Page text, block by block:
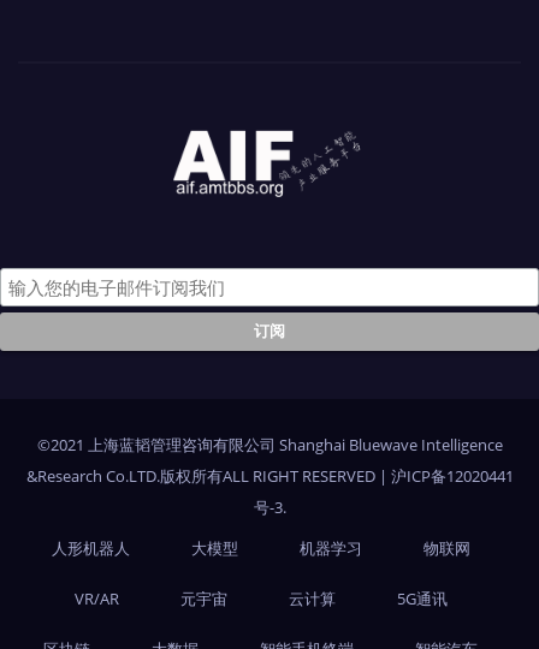
©2021 上海蓝韬管理咨询有限公司 Shanghai Bluewave Intelligence
&Research Co.LTD.版权所有ALL RIGHT RESERVED | 沪ICP备12020441
号-3.
人形机器人
大模型 机器学习 物联网
VR/AR 元宇宙 云计算 5G通讯